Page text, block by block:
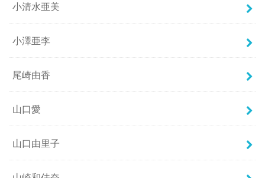
小清水亜美
小澤亜李
尾崎由香
山口愛
山口由里子